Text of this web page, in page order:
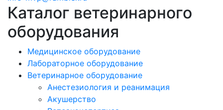
Каталог ветеринарного
оборудования
Медицинское оборудование
Лабораторное оборудование
Ветеринарное оборудование
Анестезиология и реанимация
Акушерство